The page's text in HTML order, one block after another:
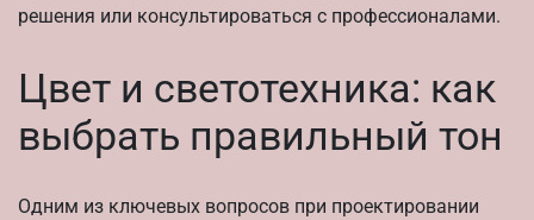
решения или консультироваться с профессионалами.
Цвет и светотехника: как
выбрать правильный тон
Одним из ключевых вопросов при проектировании